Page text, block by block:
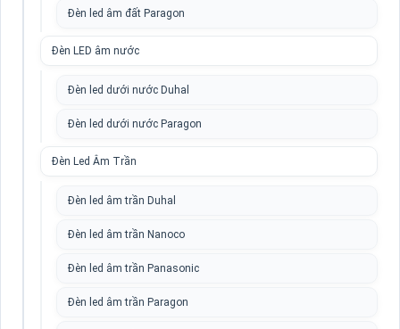
Đèn led âm đất Paragon
Đèn LED âm nước
Đèn led dưới nước Duhal
Đèn led dưới nước Paragon
Đèn Led Âm Trần
Đèn led âm trần Duhal
Đèn led âm trần Nanoco
Đèn led âm trần Panasonic
Đèn led âm trần Paragon